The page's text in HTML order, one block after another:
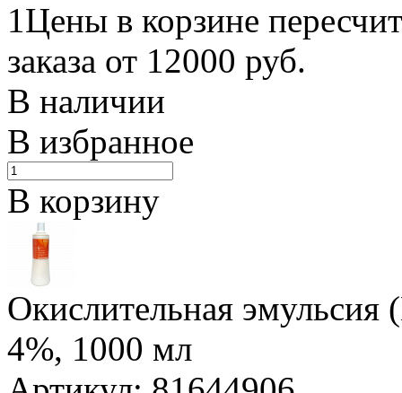
1Цены в корзине
заказа от 12000 руб.
В наличии
В избранное
В корзину
Окислительная эмульсия
4%, 1000 мл